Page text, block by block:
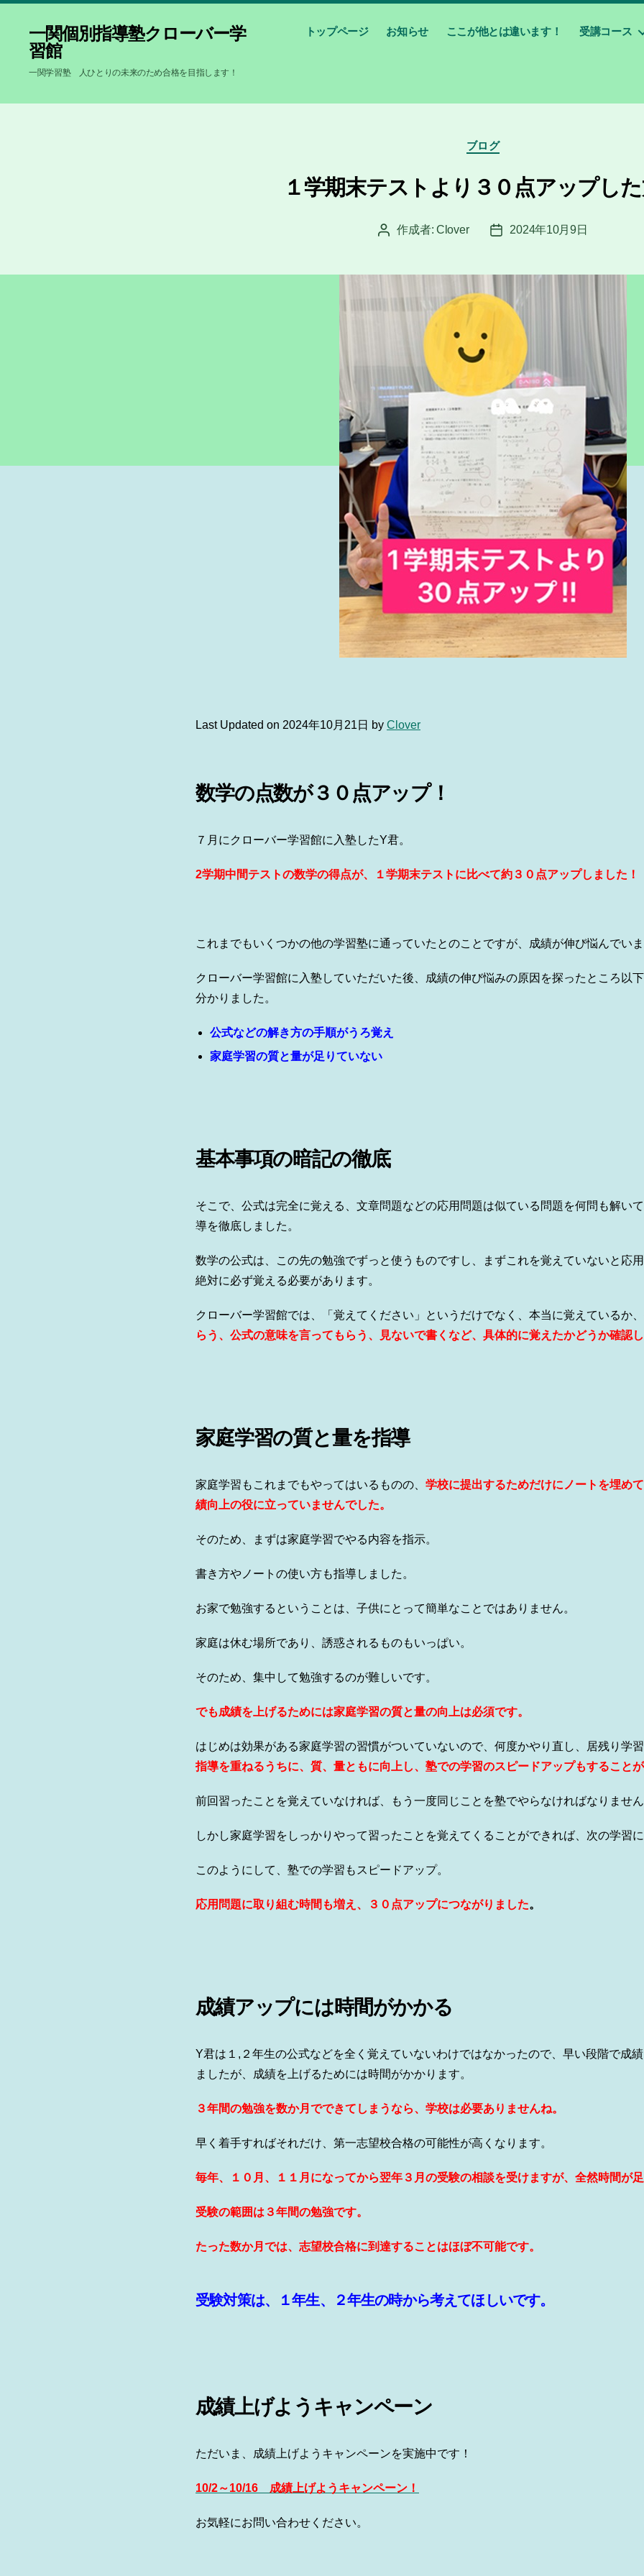
一関個別指導塾クローバー学
習館
一関学習塾 人ひとりの未来のため合格を目指します！
トップページ お知らせ ここが他とは違います！ 受講コース
カ
テ
リ
ー
ブログ
１学期末テストより３０点アップし
投
作成者: Clover
投
2024年10月9日
Last Updated on 2024年10月21日 by Clover
数学の点数が３０点アップ！
７月にクローバー学習館に入塾したY君。
2学期中間テストの数学の得点が、１学期末テストに比べて約３０点アップしました！
これまでもいくつかの他の学習塾に通っていたとのことですが、成績が伸び悩んでい
クローバー学習館に入塾していただいた後、成績の伸び悩みの原因を探ったところ以
分かりました。
公式などの解き方の手順がうろ覚え
家庭学習の質と量が足りていない
基本事項の暗記の徹底
そこで、公式は完全に覚える、文章問題などの応用問題は似ている問題を何問も解い
導を徹底しました。
数学の公式は、この先の勉強でずっと使うものですし、まずこれを覚えていないと応
絶対に必ず覚える必要があります。
クローバー学習館では、「覚えてください」というだけでなく、本当に覚えているか、
らう、公式の意味を言ってもらう、見ないで書くなど、具体的に覚えたかどうか確認
家庭学習の質と量を指導
家庭学習もこれまでもやってはいるものの、 学校に提出するためだけにノートを埋め
績向上の役に立っていませんでした。
そのため、まずは家庭学習でやる内容を指示。
書き方やノートの使い方も指導しました。
お家で勉強するということは、子供にとって簡単なことではありません。
家庭は休む場所であり、誘惑されるものもいっぱい。
そのため、集中して勉強するのが難しいです。
でも成績を上げるためには家庭学習の質と量の向上は必須です。
はじめは効果がある家庭学習の習慣がついていないので、何度かやり直し、居残り学
指導を重ねるうちに、質、量ともに向上し、塾での学習のスピードアップもすること
前回習ったことを覚えていなければ、もう一度同じことを塾でやらなければなりませ
しかし家庭学習をしっかりやって習ったことを覚えてくることができれば、次の学習
このようにして、塾での学習もスピードアップ。
応用問題に取り組む時間も増え、３０点アップにつながりました。
成績アップには時間がかかる
Y君は１,２年生の公式などを全く覚えていないわけではなかったので、早い段階で成
ましたが、成績を上げるためには時間がかかります。
３年間の勉強を数か月でできてしまうなら、学校は必要ありませんね。
早く着手すればそれだけ、第一志望校合格の可能性が高くなります。
毎年、１０月、１１月になってから翌年３月の受験の相談を受けますが、全然時間が
受験の範囲は３年間の勉強です。
たった数か月では、志望校合格に到達することはほぼ不可能です。
受験対策は、１年生、２年生の時から考えてほしいです。
成績上げようキャンペーン
ただいま、成績上げようキャンペーンを実施中です！
10/2～10/16 成績上げようキャンペーン！
お気軽にお問い合わせください。